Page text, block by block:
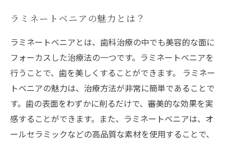
ラミネートベニアの魅力とは？
ラミネートベニアとは、歯科治療の中でも美容的な面に
フォーカスした治療法の一つです。ラミネートベニアを
行うことで、歯を美しくすることができます。 ラミネー
トベニアの魅力は、治療方法が非常に簡単であることで
す。歯の表面をわずかに削るだけで、審美的な効果を実
感することができます。また、ラミネートベニアは、オ
ールセラミックなどの高品質な素材を使用することで、